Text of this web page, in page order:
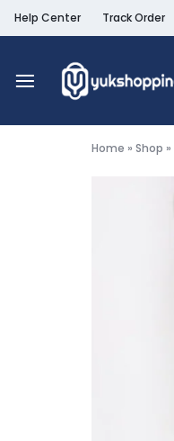
Help Center Track Order
OnlineHome » Shop »